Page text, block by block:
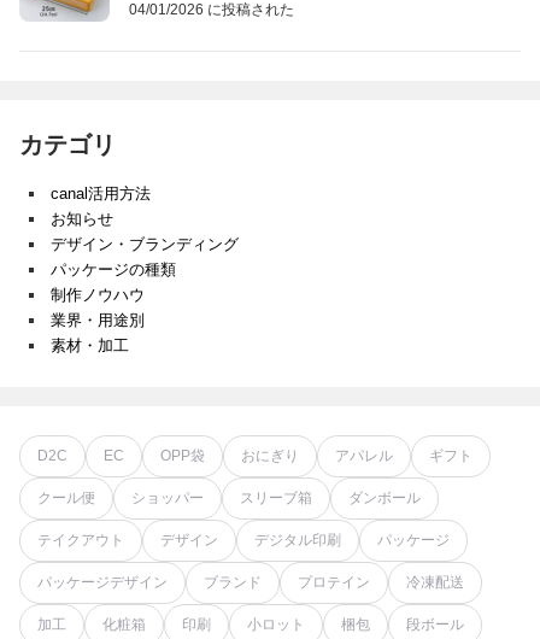
04/01/2026 に投稿された
カテゴリ
canal活用方法
お知らせ
デザイン・ブランディング
パッケージの種類
制作ノウハウ
業界・用途別
素材・加工
D2C EC OPP袋 おにぎり アパレル ギフト
クール便 ショッパー スリーブ箱 ダンボール
テイクアウト デザイン デジタル印刷 パッケージ
パッケージデザイン ブランド プロテイン 冷凍配送
加工 化粧箱 印刷 小ロット 梱包 段ボール